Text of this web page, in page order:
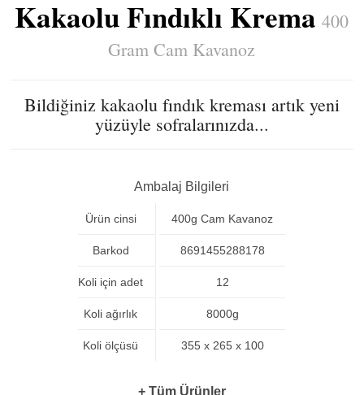
Kakaolu Fındıklı Krema 400
Gram Cam Kavanoz
Bildiğiniz kakaolu fındık kreması artık yeni
yüzüyle sofralarınızda...
Ambalaj Bilgileri
Ürün cinsi
Barkod
Koli için adet
Koli ağırlık
Koli ölçüsü
400g Cam Kavanoz
8691455288178
12
8000g
355 x 265 x 100
+ Tüm Ürünler